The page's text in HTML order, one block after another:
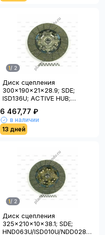
1/ 2
Диск сцепления
300x190x21x28.9; SDE;
ISD136U; ACTIVE HUB;
6 467,77 ₽
в наличии
13 дней
1/ 2
Диск сцепления
325x210x10x38.1; SDE;
HND063U/ISD010U/NDD028U/